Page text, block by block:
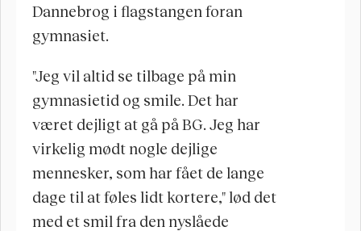
Dannebrog i flagstangen foran
gymnasiet.
"Jeg vil altid se tilbage på min
gymnasietid og smile. Det har
været dejligt at gå på BG. Jeg har
virkelig mødt nogle dejlige
mennesker, som har fået de lange
dage til at føles lidt kortere," lød det
med et smil fra den nyslåede